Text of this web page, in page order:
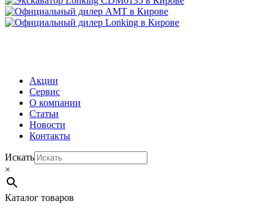
Акции
Сервис
О компании
Статьи
Новости
Контакты
Искать
×
Каталог товаров